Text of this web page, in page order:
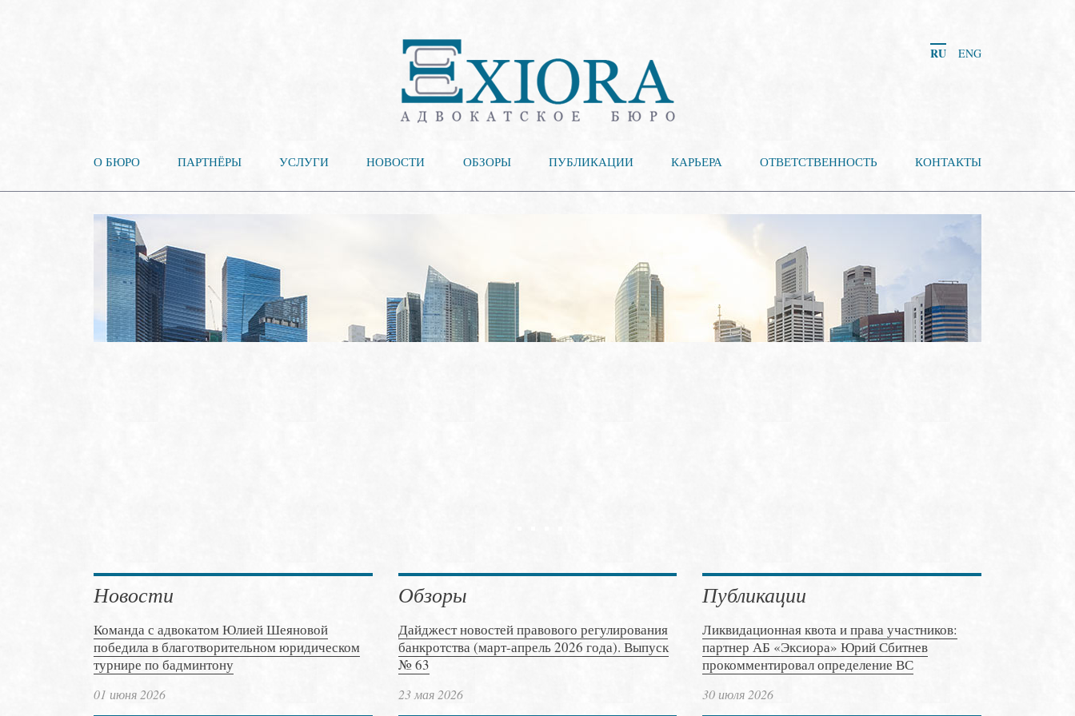
RU ENG
О БЮРО ПАРТНЁРЫ УСЛУГИ НОВОСТИ ОБЗОРЫ ПУБЛИКАЦИИ КАРЬЕРА ОТВЕТСТВЕННОСТЬ КОНТАКТЫ
Новости
Команда с адвокатом Юлией Шеяновой
победила в благотворительном юридическом
турнире по бадминтону
01 июня 2026
Обзоры
Дайджест новостей правового регулирования
банкротства (март-апрель 2026 года). Выпуск
№ 63
23 мая 2026
Публикации
Ликвидационная квота и права участников:
партнер АБ «Эксиора» Юрий Сбитнев
прокомментировал определение ВС
30 июля 2026